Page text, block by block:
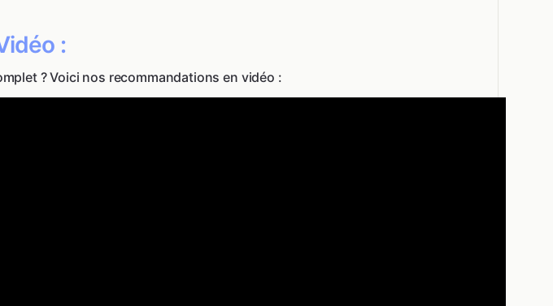
:
? Voici nos recommandations en vidéo :